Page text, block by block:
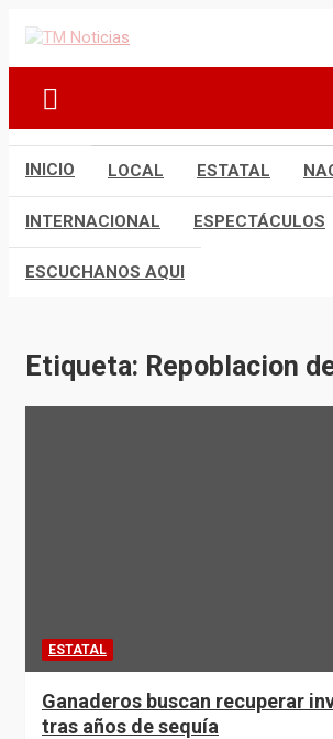
contenido
TM Noticias
INICIO LOCAL ESTATAL
INTERNACIONAL ESPECTÁCULOS
ESCUCHANOS AQUI
Etiqueta: Repoblacion
ESTATAL
Ganaderos buscan recuperar
tras años de sequía